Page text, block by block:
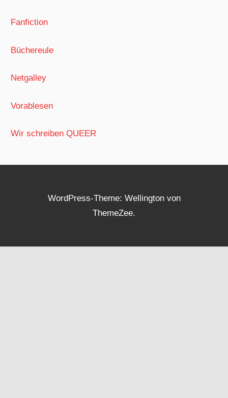
Fanfiction
Büchereule
Netgalley
Vorablesen
Wir schreiben QUEER
WordPress-Theme: Wellington von
ThemeZee.